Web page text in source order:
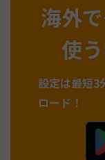
海外
使
設定は最短3
ロード！